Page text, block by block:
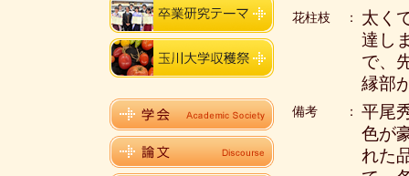
花柱枝 ：
太く
達し
で、
縁部
備考 ：
平尾
色が
れた